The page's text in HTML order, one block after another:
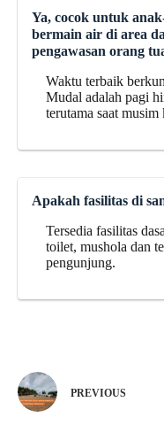
Ya, cocok untuk
bermain air di area
pengawasan orang
Waktu terbaik
Mudal adalah pagi
terutama saat musim
Apakah fasilitas di
Tersedia fasilitas
toilet, mushola dan
pengunjung.
PREVIOUS